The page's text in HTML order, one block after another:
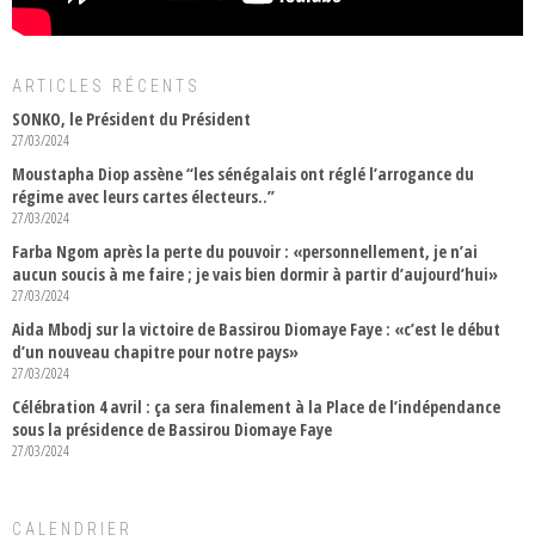
ARTICLES RÉCENTS
SONKO, le Président du Président
27/03/2024
Moustapha Diop assène “les sénégalais ont réglé l’arrogance du
régime avec leurs cartes électeurs..”
27/03/2024
Farba Ngom après la perte du pouvoir : «personnellement, je n’ai
aucun soucis à me faire ; je vais bien dormir à partir d’aujourd’hui»
27/03/2024
Aida Mbodj sur la victoire de Bassirou Diomaye Faye : «c’est le début
d’un nouveau chapitre pour notre pays»
27/03/2024
Célébration 4 avril : ça sera finalement à la Place de l’indépendance
sous la présidence de Bassirou Diomaye Faye
27/03/2024
CALENDRIER